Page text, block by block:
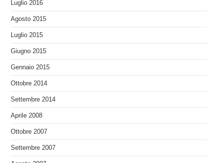
Luglio 2016
Agosto 2015
Luglio 2015
Giugno 2015
Gennaio 2015
Ottobre 2014
Settembre 2014
Aprile 2008
Ottobre 2007
Settembre 2007